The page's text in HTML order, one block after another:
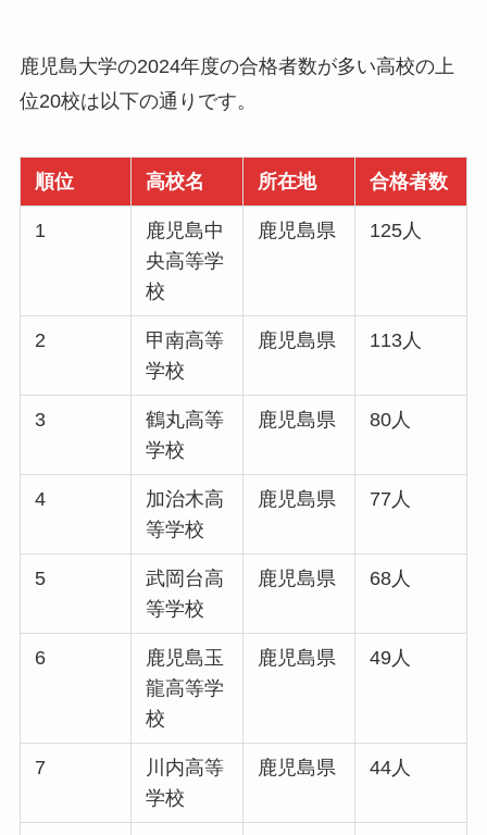
鹿児島大学の2024年度の合格者数が多い高校の上
位20校は以下の通りです。
順位 高校名 所在地 合格者数
1
鹿児島中
央高等学
校
鹿児島県 125人
2
甲南高等
学校
鹿児島県 113人
3
鶴丸高等
学校
鹿児島県 80人
4
加治木高
等学校
鹿児島県 77人
5
武岡台高
等学校
鹿児島県 68人
6
鹿児島玉
龍高等学
校
鹿児島県 49人
7
川内高等
学校
鹿児島県 44人